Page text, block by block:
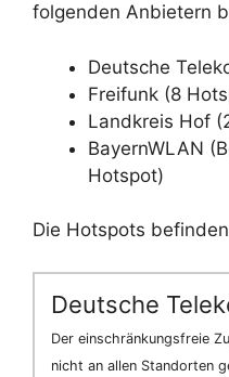
folgenden Anbietern
Deutsche
Freifunk (8
Landkreis Hof
BayernWLAN
Hotspot)
Die Hotspots
Deutsche
Der einschränkungsfreie
nicht an allen Standorten